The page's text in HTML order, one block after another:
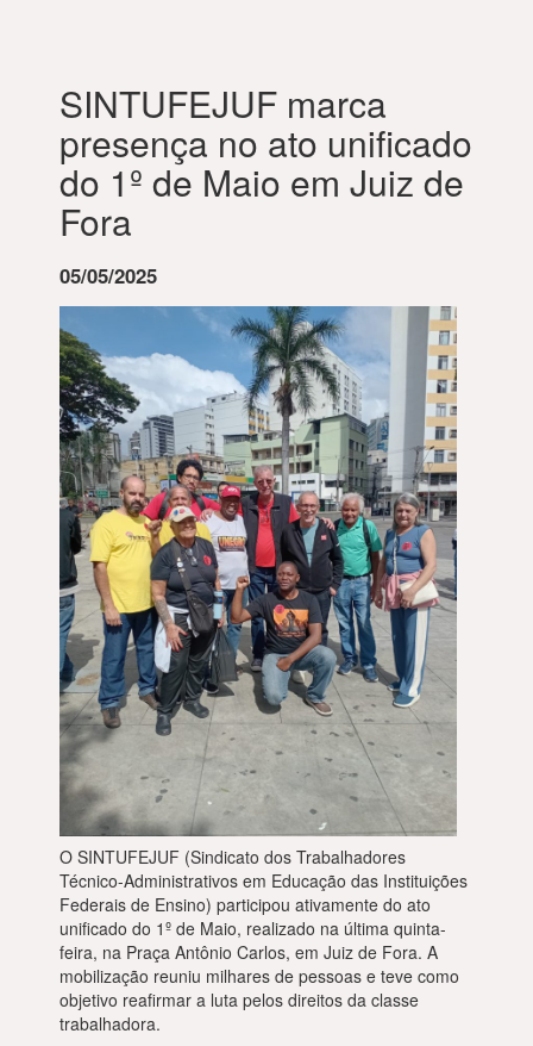
SINTUFEJUF marca
presença no ato unificado
do 1º de Maio em Juiz de
Fora
05/05/2025
O SINTUFEJUF (Sindicato dos Trabalhadores
Técnico-Administrativos em Educação das Instituições
Federais de Ensino) participou ativamente do ato
unificado do 1º de Maio, realizado na última quinta-
feira, na Praça Antônio Carlos, em Juiz de Fora. A
mobilização reuniu milhares de pessoas e teve como
objetivo reafirmar a luta pelos direitos da classe
trabalhadora.